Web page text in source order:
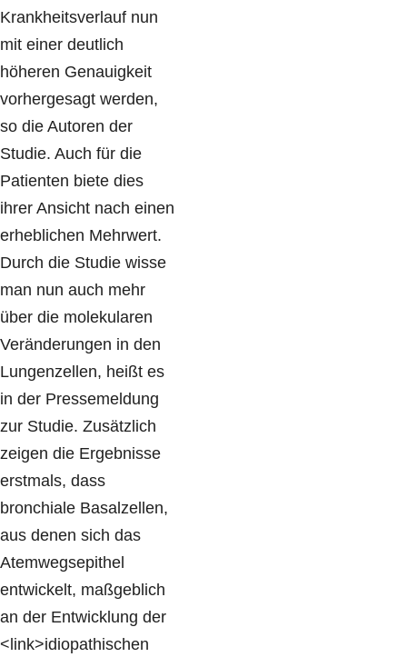
Krankheitsverlauf nun
mit einer deutlich
höheren Genauigkeit
vorhergesagt werden,
so die Autoren der
Studie. Auch für die
Patienten biete dies
ihrer Ansicht nach einen
erheblichen Mehrwert.
Durch die Studie wisse
man nun auch mehr
über die molekularen
Veränderungen in den
Lungenzellen, heißt es
in der Pressemeldung
zur Studie. Zusätzlich
zeigen die Ergebnisse
erstmals, dass
bronchiale Basalzellen,
aus denen sich das
Atemwegsepithel
entwickelt, maßgeblich
an der Entwicklung der
<link>idiopathischen